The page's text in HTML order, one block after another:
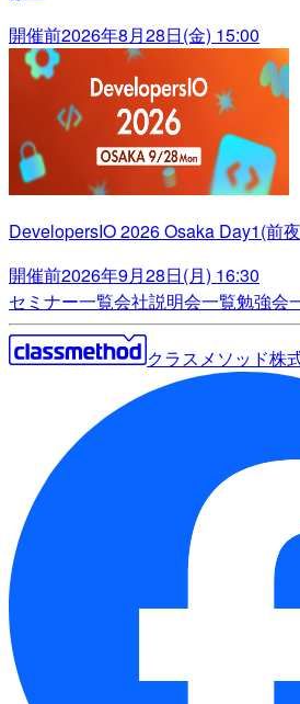
開催前2026年8月28日(金) 15:00
DevelopersIO 2026 Osaka Day1(前
開催前2026年9月28日(月) 16:30
セミナー一覧会社説明会一覧勉強会
クラスメソッド株